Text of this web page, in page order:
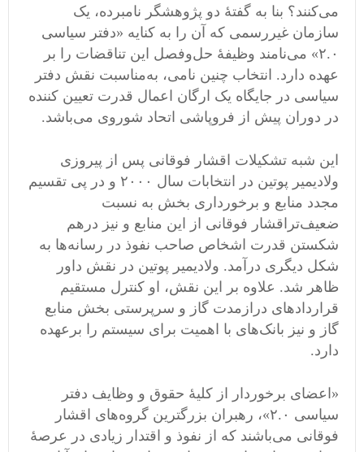
می‌کنند؟ بنا به گفتهٔ دو پژوهشگر نامبرده، یک
سازمان غیررسمی‌ که آن را به کنایه «دفتر سیاسی
۲.۰» می‌نامند وظیفهٔ حل‌وفصل این تناقضات را بر
عهده دارد. انتخاب چنین نامی، به‌مناسبت نقش دفتر
سیاسی در جایگاه یک ارگان اعمال قدرت تعیین کننده
در دوران پیش از فروپاشی اتحاد شوروی می‌باشد.
این شبه تشکیلات اقشار فوقانی پس از پیروزی
ولادیمیر پوتین در انتخابات سال ۲۰۰۰ و در پی تقسیم
مجدد منابع و برخورداری بخش به نسبت
ضعیف‌تراقشار فوقانی از این منابع و نیز درهم
شکستن قدرت اشخاص صاحب نفوذ در رسانه‌ها‌ به
شکل دیگری درآمد. ولادیمیر پوتین در نقش داور
ظاهر شد. علاوه بر این نقش، او کنترل مستقیم
قراردادهای درازمدت گاز و سرپرستی بخش منابع
گاز و نیز بانک‌های با اهمیت برای سیستم را برعهده
دارد.
«اعضای برخوردار از کلیهٔ حقوق و وظایف دفتر
سیاسی ۲.۰»، رهبران بزرگترین گروه‌های اقشار
فوقانی می‌باشند که از نفوذ و اقتدار زیادی در عرصهٔ